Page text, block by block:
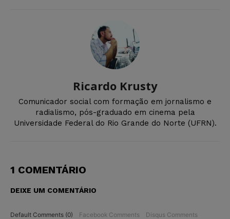
Ricardo Krusty
Comunicador social com formação em jornalismo e
radialismo, pós-graduado em cinema pela
Universidade Federal do Rio Grande do Norte (UFRN).
1 COMENTÁRIO
DEIXE UM COMENTÁRIO
Default Comments (0) Facebook Comments Disqus Comments